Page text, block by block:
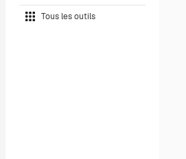
Tous les outils